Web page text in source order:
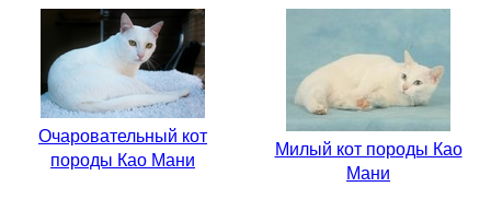
Очаровательный кот
породы Као Мани
Милый кот породы Као
Мани